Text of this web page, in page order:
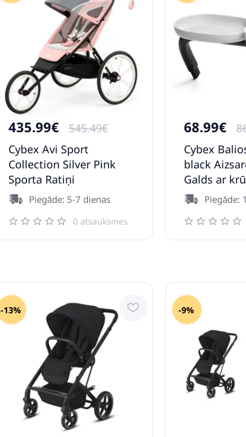
435.99€
545.49€
Cybex Avi Sport
Collection Silver Pink
Sporta Ratiņi
Piegāde: 5-7 dienas
0 atsauksmes
68.99€
Cybex
black
Galds ar
pastaigu
Piegāde:
-13% -9%